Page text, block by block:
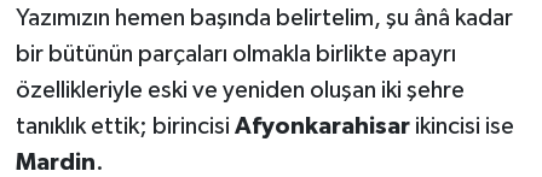
Yazımızın hemen başında belirtelim, şu ânâ kadar
bir bütünün parçaları olmakla birlikte apayrı
özellikleriyle eski ve yeniden oluşan iki şehre
tanıklık ettik; birincisi Afyonkarahisarikincisi ise
Mardin.